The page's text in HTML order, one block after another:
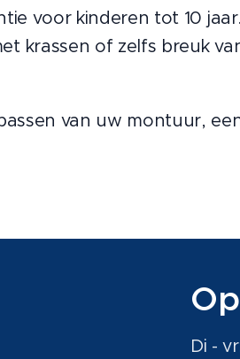
voor kinderen tot 10
krassen of zelfs breuk
van uw montuur,
Di -